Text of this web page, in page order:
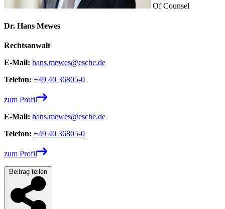
Of Counsel
Dr. Hans Mewes
Rechtsanwalt
E-Mail: hans.mewes@esche.de
Telefon: +49 40 36805-0
zum Profil
E-Mail: hans.mewes@esche.de
Telefon: +49 40 36805-0
zum Profil
Beitrag teilen